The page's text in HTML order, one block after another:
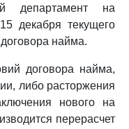
департамент на
декабря текущего
найма.
договора найма,
либо расторжения
нового на
перерасчет